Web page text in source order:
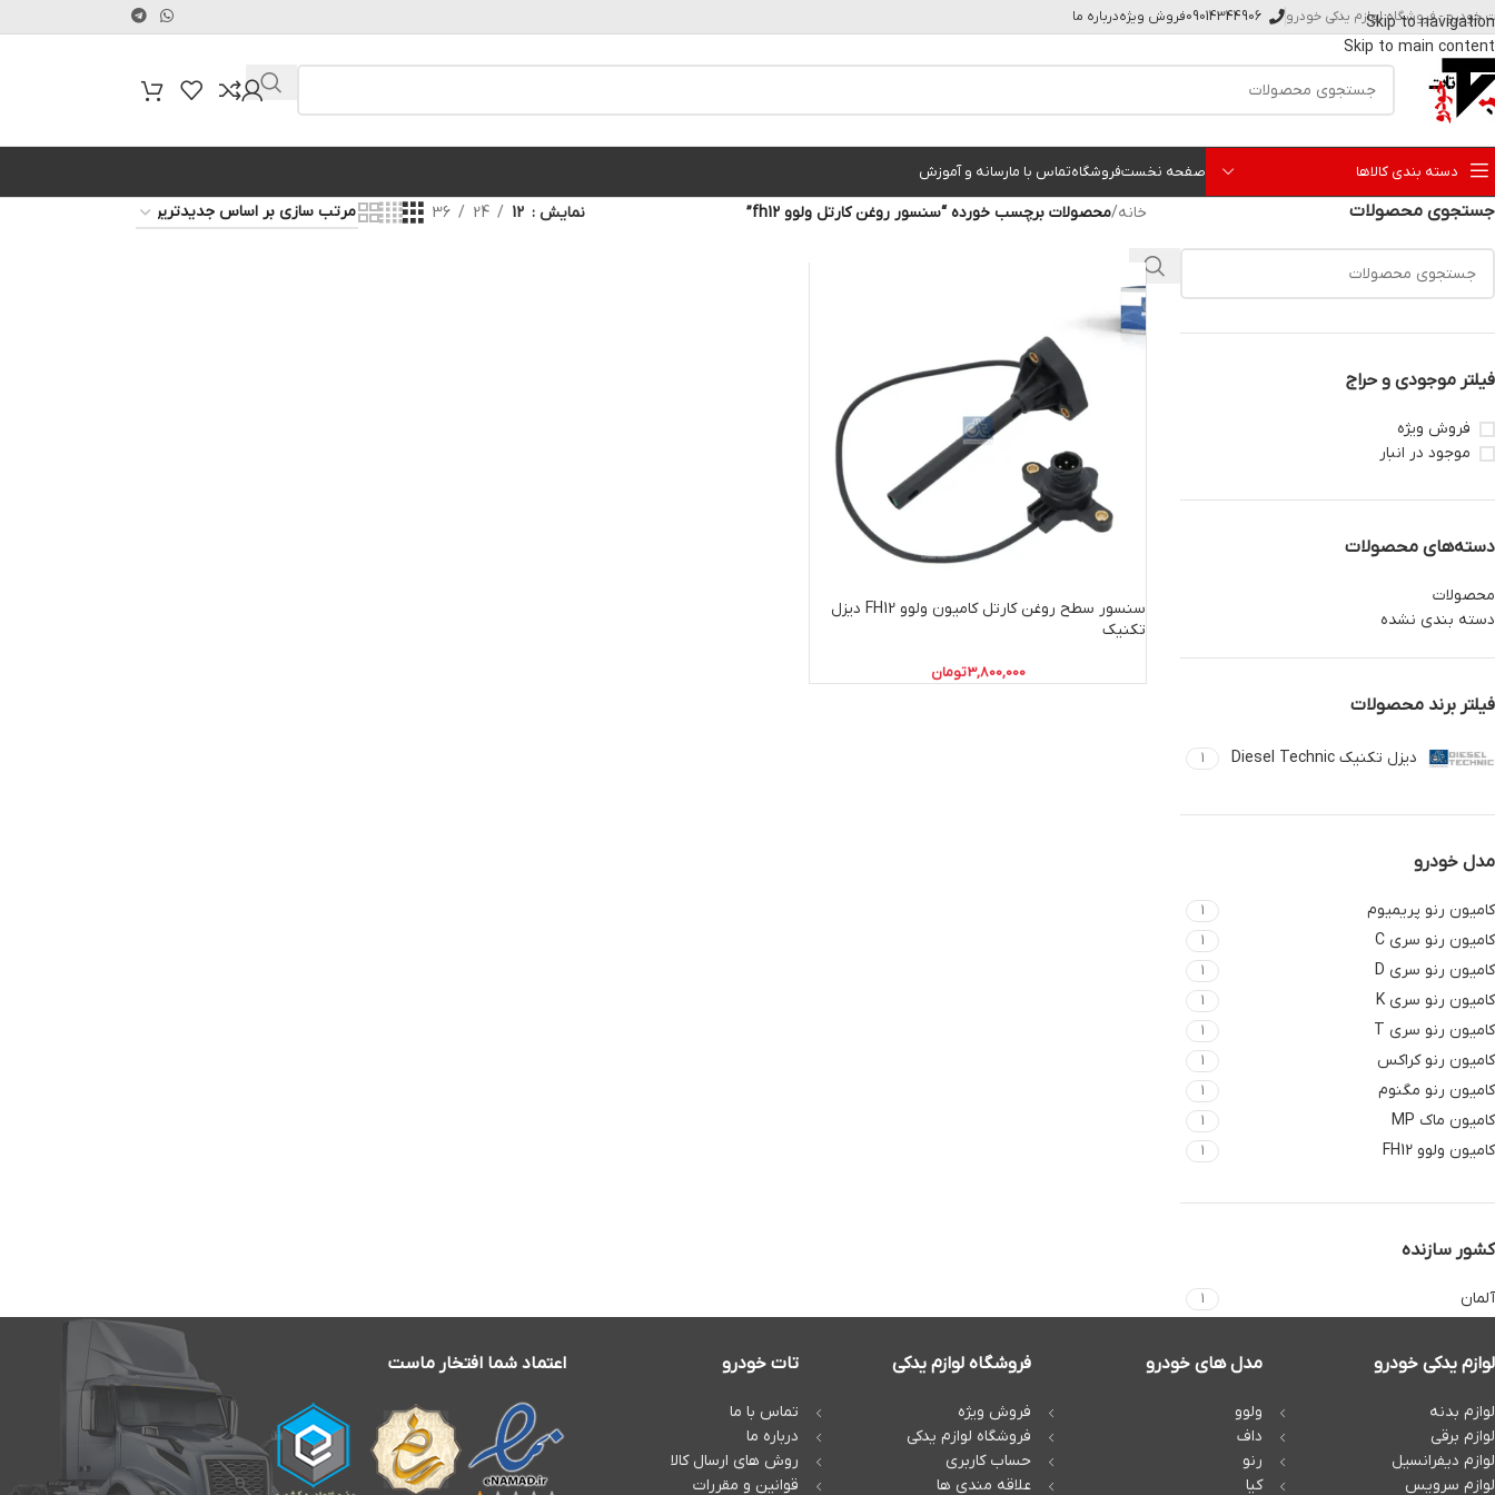
Skip to navigation
Skip to main content
خودرو - فروشگاه لوازم یدکی خودرو 09014344906فروش ویژهدرباره ما
دسته بندی کالاها صفحه نخستفروشگاهتماس با مارسانه و آموزش
جستجوی محصولات
فیلتر موجودی و حراج
فروش ویژه
موجود در انبار
دسته‌های محصولات
محصولات
دسته بندی نشده
فیلتر برند محصولات
دیزل تکنیک Diesel Technic 1
مدل خودرو
کامیون رنو پریمیوم 1
کامیون رنو سری C 1
کامیون رنو سری D 1
کامیون رنو سری K 1
کامیون رنو سری T 1
کامیون رنو کراکس 1
کامیون رنو مگنوم 1
کامیون ماک MP 1
کامیون ولوو FH12 1
کشور سازنده
آلمان 1
خانه/محصولات برچسب خورده “سنسور روغن کارتل ولوو fh12” نمایش 12
24
36
سنسور سطح روغن کارتل کامیون ولوو FH12 دیزل
تکنیک
3,800,000تومان
لوازم یدکی خودرو
لوازم بدنه
لوازم برقی
لوازم دیفرانسیل
لوازم سرویس
مدل های خودرو
ولوو
داف
رنو
کیا
فروشگاه لوازم یدکی
فروش ویژه
فروشگاه لوازم یدکی
حساب کاربری
علاقه مندی ها
تات خودرو
تماس با ما
درباره ما
روش های ارسال کالا
قوانین و مقررات
اعتماد شما افتخار ماست